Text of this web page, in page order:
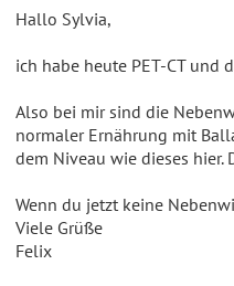
i
a
Hallo Sylvia,
ich habe heute PET-CT und
Also bei mir sind die
normaler Ernährung mit
dem Niveau wie dieses hier.
Wenn du jetzt keine
Viele Grüße
Felix